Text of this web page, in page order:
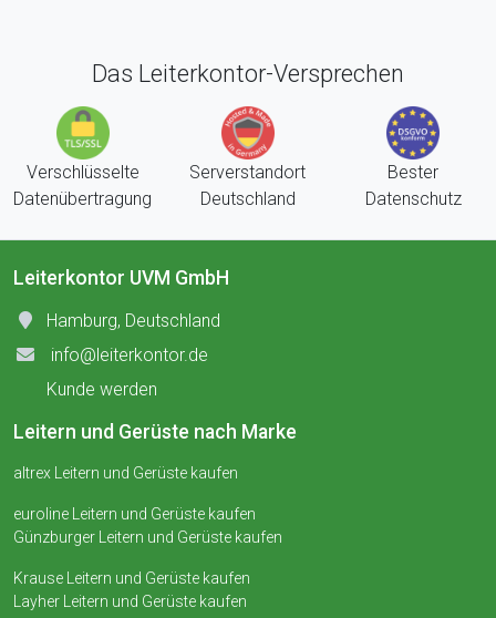
Das Leiterkontor-Versprechen
Verschlüsselte
Datenübertragung
Serverstandort
Deutschland
Bester
Datenschutz
Leiterkontor UVM GmbH
Hamburg, Deutschland
info@leiterkontor.de
Kunde werden
Leitern und Gerüste nach Marke
altrex Leitern und Gerüste kaufen
euroline Leitern und Gerüste kaufen
Günzburger Leitern und Gerüste kaufen
Krause Leitern und Gerüste kaufen
Layher Leitern und Gerüste kaufen